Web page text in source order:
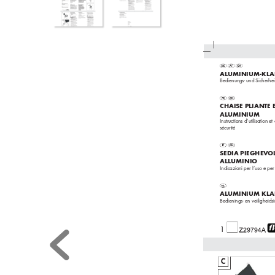
 
ALUMINIUM-
Bedienungs- und
CHAISE PLIANTE
ALUMINIUM
Instructions d‘utilisation et
sécurité

SEDIA PIEGHEV
ALLUMINIO
Indicazioni per l’uso e
ALUMINIUM
Bedienings- en